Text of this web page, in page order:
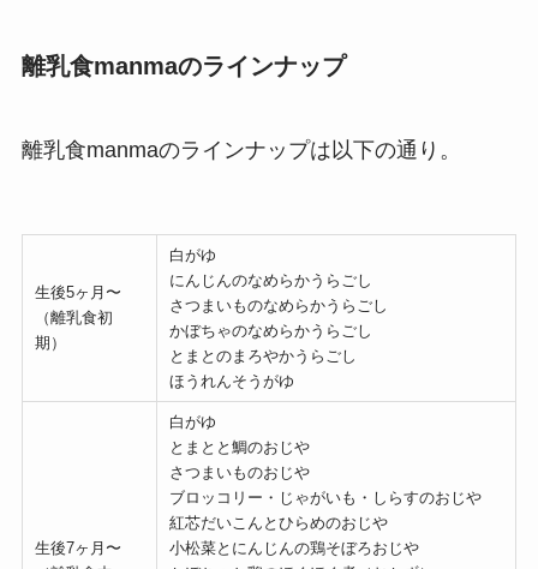
離乳食manmaのラインナップ
離乳食manmaのラインナップは以下の通り。
生後5ヶ月〜
（離乳食初
期）
白がゆ
にんじんのなめらかうらごし
さつまいものなめらかうらごし
かぼちゃのなめらかうらごし
とまとのまろやかうらごし
ほうれんそうがゆ
生後7ヶ月〜
白がゆ
とまとと鯛のおじや
さつまいものおじや
ブロッコリー・じゃがいも・しらすのおじや
紅芯だいこんとひらめのおじや
小松菜とにんじんの鶏そぼろおじや